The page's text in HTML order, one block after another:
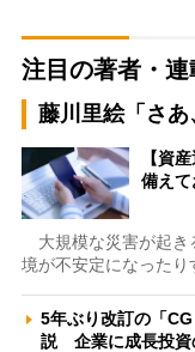
注目の著者・連
藤川里絵「さあ
【資
備え
大規模な災害が起き
境が不安定になったり
5年ぶり改訂の「
説 企業に成長投